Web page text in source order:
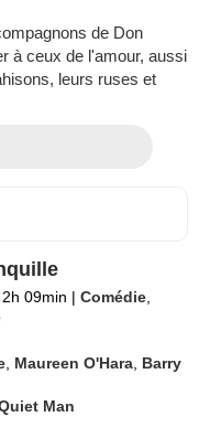
de Don
à ceux de l'amour, aussi
leurs ruses et
2h 09min | Comédie
Maureen O'Hara Barry
Man